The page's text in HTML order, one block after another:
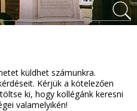
küldhet számunkra.
Kérjük a kötelezően
ki, hogy kollégánk keresni
valamelyikén!